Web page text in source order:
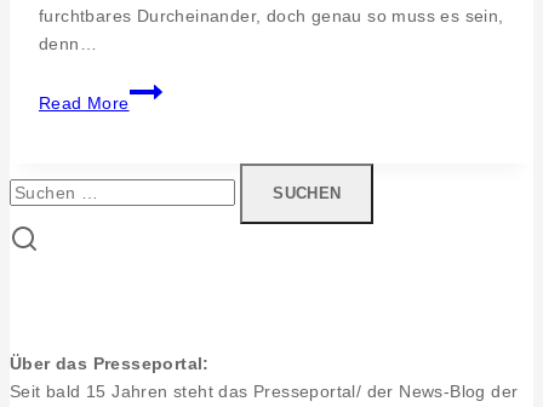
furchtbares Durcheinander, doch genau so muss es sein,
denn…
Read More
Honig
mitten
von
Hobbyimkerin
Suchen
nach:
Über das Presseportal:
Seit bald 15 Jahren steht das Presseportal/ der News-Blog der